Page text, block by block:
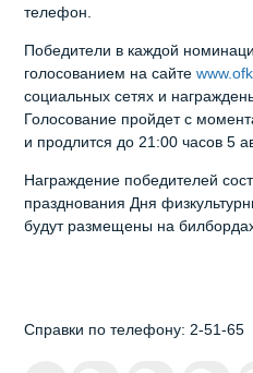
телефон.
Победители в каждой
голосованием на сайте
социальных сетях и
Голосование пройдет с
и продлится до 21:00 часов 5
Награждение победителей
празднования Дня
будут размещены на
Справки по телефону: 2-51-65